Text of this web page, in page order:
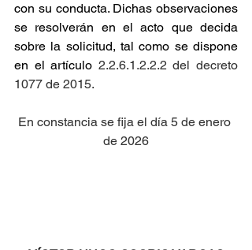
con su conducta. Dichas observaciones
se resolverán en el acto que decida
sobre la solicitud, tal como se dispone
en el artículo 2.2.6.1.2.2.2 del decreto
1077 de 2015.
En constancia se fija el día 5 de enero
de 2026